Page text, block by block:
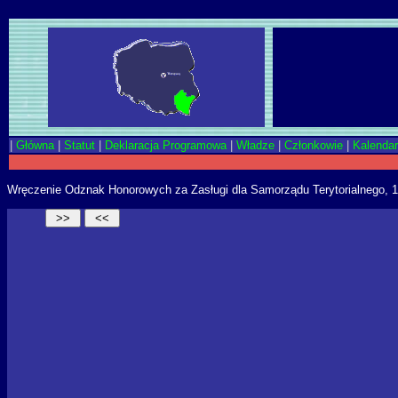
Główna| Statut Deklaracja Programowa| Władze Członkowie
Wręczenie Odznak Honorowych za Zasługi dla Samorządu